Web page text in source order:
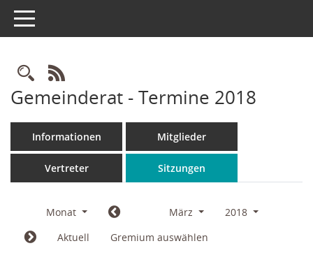
Toggle navigation
Rechercheauswahl
RSS-Feed
Gemeinderat - Termine 2018
Informationen Mitglieder
Vertreter Sitzungen
Monat März
2018
Aktuell
Gremium auswählen